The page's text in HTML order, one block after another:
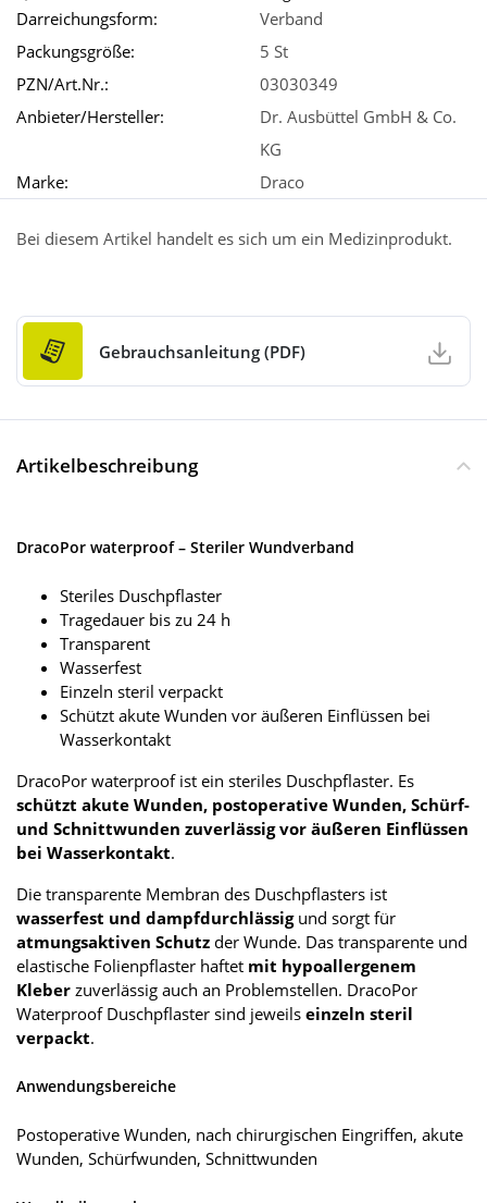
Darreichungsform:
Verband
Packungsgröße:
5 St
PZN/Art.Nr.:
03030349
Anbieter/Hersteller:
Dr. Ausbüttel GmbH & Co.
KG
Marke:
Draco
Bei diesem Artikel handelt es sich um ein Medizinprodukt.
Gebrauchsanleitung (PDF)
Artikelbeschreibung
DracoPor waterproof – Steriler Wundverband
Steriles Duschpflaster
Tragedauer bis zu 24 h
Transparent
Wasserfest
Einzeln steril verpackt
Schützt akute Wunden vor äußeren Einflüssen bei
Wasserkontakt
DracoPor waterproof ist ein steriles Duschpflaster. Es
schützt akute Wunden, postoperative Wunden, Schürf-
und Schnittwunden zuverlässig vor äußeren Einflüssen
bei Wasserkontakt.
Die transparente Membran des Duschpflasters ist
wasserfest und dampfdurchlässigund sorgt für
atmungsaktiven Schutz der Wunde. Das transparente und
elastische Folienpflaster haftet mit hypoallergenem
Kleber zuverlässig auch an Problemstellen. DracoPor
Waterproof Duschpflaster sind jeweils einzeln steril
verpackt.
Anwendungsbereiche
Postoperative Wunden, nach chirurgischen Eingriffen, akute
Wunden, Schürfwunden, Schnittwunden